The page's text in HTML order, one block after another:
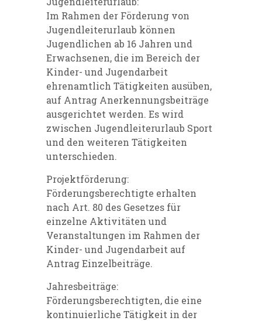
Im Rahmen der Förderung von
Jugendleiterurlaub können
Jugendlichen ab 16 Jahren und
Erwachsenen, die im Bereich der
Kinder- und Jugendarbeit
ehrenamtlich Tätigkeiten ausüben,
auf Antrag Anerkennungsbeiträge
ausgerichtet werden. Es wird
zwischen Jugendleiterurlaub Sport
und den weiteren Tätigkeiten
unterschieden.
Projektförderung:
Förderungsberechtigte erhalten
nach Art. 80 des Gesetzes für
einzelne Aktivitäten und
Veranstaltungen im Rahmen der
Kinder- und Jugendarbeit auf
Antrag Einzelbeiträge.
Jahresbeiträge:
Förderungsberechtigten, die eine
kontinuierliche Tätigkeit in der